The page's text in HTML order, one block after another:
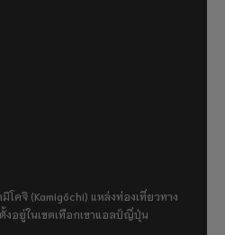
โคจิ (Kamigōchi) แหล่งท่องเที่ยวทาง
งอยู่ในเขตเทือกเขาแอลป์ญี่ปุ่น